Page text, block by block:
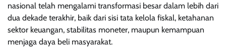
nasional telah mengalami transformasi besar dalam lebih dari
dua dekade terakhir, baik dari sisi tata kelola fiskal, ketahanan
sektor keuangan, stabilitas moneter, maupun kemampuan
menjaga daya beli masyarakat.